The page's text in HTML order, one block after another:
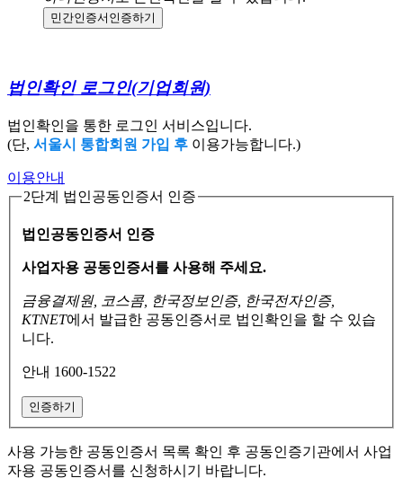
민간인증서 인증하기
법인확인 로그인(기업회원)
법인확인을 통한 로그인 서비스입니다.
(단, 서울시 통합회원 가입 후 이용가능합니다.)
이용안내
2단계 법인공동인증서 인증
법인공동인증서 인증
사업자용 공동인증서를 사용해 주세요.
금융결제원, 코스콤, 한국정보인증, 한국전자인증,
KTNET에서 발급한 공동인증서로 법인확인을 할 수 있습
니다.
안내 1600-1522
인증하기
사용 가능한 공동인증서 목록 확인 후 공동인증기관에서 사업
자용 공동인증서를 신청하시기 바랍니다.